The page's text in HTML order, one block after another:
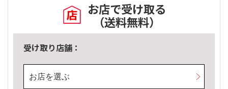
お店で受け取る
（送料無料）
受け取り店舗：
お店を選ぶ